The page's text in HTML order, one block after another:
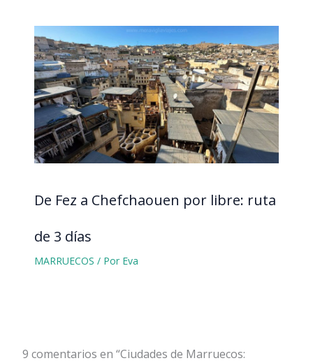
De Fez a Chefchaouen por libre: ruta
de 3 días
MARRUECOS / Por Eva
9 comentarios en “Ciudades de Marruecos: